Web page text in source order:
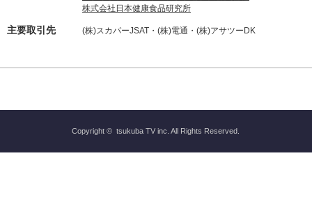
株式会社日本健康食品研究所
主要取引先 (株)スカパーJSAT・(株)電通・(株)アサツーDK
Copyright ©tsukuba TV inc. All Rights Reserved.